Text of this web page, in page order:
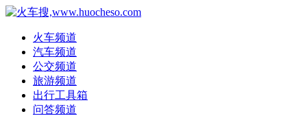
火车频道
汽车频道
公交频道
旅游频道
出行工具箱
问答频道